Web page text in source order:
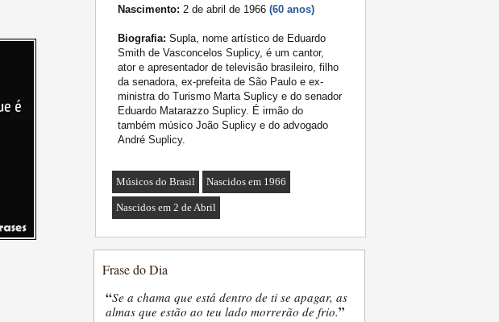
Nascimento: 2 de abril de 1966 (60 anos)
Biografia: Supla, nome artístico de Eduardo
Smith de Vasconcelos Suplicy, é um cantor,
ator e apresentador de televisão brasileiro, filho
da senadora, ex-prefeita de São Paulo e ex-
ministra do Turismo Marta Suplicy e do senador
Eduardo Matarazzo Suplicy. É irmão do
também músico João Suplicy e do advogado
André Suplicy.
Músicos do Brasil Nascidos em 1966
Nascidos em 2 de Abril
Frase do Dia
“Se a chama que está dentro de ti se apagar, as
almas que estão ao teu lado morrerão de frio.”